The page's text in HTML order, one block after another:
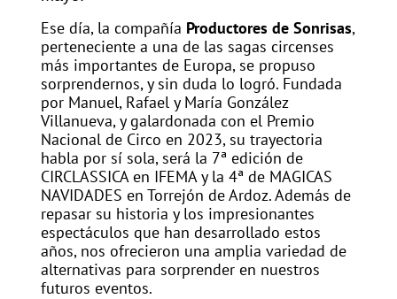
Ese día, la compañía Productores de Sonrisas,
perteneciente a una de las sagas circenses
más importantes de Europa, se propuso
sorprendernos, y sin duda lo logró. Fundada
por Manuel, Rafael y María González
Villanueva, y galardonada con el Premio
Nacional de Circo en 2023, su trayectoria
habla por sí sola, será la 7ª edición de
CIRCLASSICA en IFEMA y la 4ª de MAGICAS
NAVIDADES en Torrejón de Ardoz. Además de
repasar su historia y los impresionantes
espectáculos que han desarrollado estos
años, nos ofrecieron una amplia variedad de
alternativas para sorprender en nuestros
futuros eventos.